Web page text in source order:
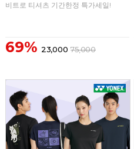
비트로 티셔츠 기간한정 특가세일!
69% 23,000 75,000